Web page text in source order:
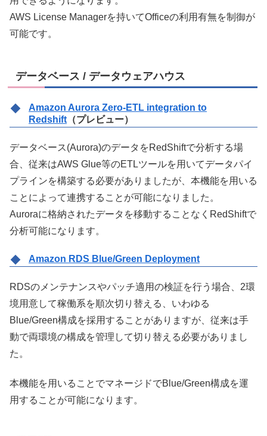
AWS License Managerを持いてOfficeの利用有無を制御が
可能です。
データベース / データウェアハウス
Amazon Aurora Zero-ETL integration to
Redshift （プレビュー）
データベース(Aurora)のデータをRedShiftで分析する場
合、従来はAWS Glue等のETLツールを用いてデータパイ
プラインを構築する必要がありましたが、本機能を用いる
ことによって連携することが可能になりました。
Auroraに格納されたデータを移動することなくRedShiftで
分析可能になります。
Amazon RDS Blue/Green Deployment
RDSのメンテナンスやパッチ適用の検証を行う場合、2環
境用意して稼働系を順次切り替える、いわゆる
Blue/Green構成を採用することがありますが、従来は手
動で両環境の構成を管理して切り替える必要がありまし
た。
本機能を用いることでマネージドでBlue/Green構成を運
用することが可能になります。